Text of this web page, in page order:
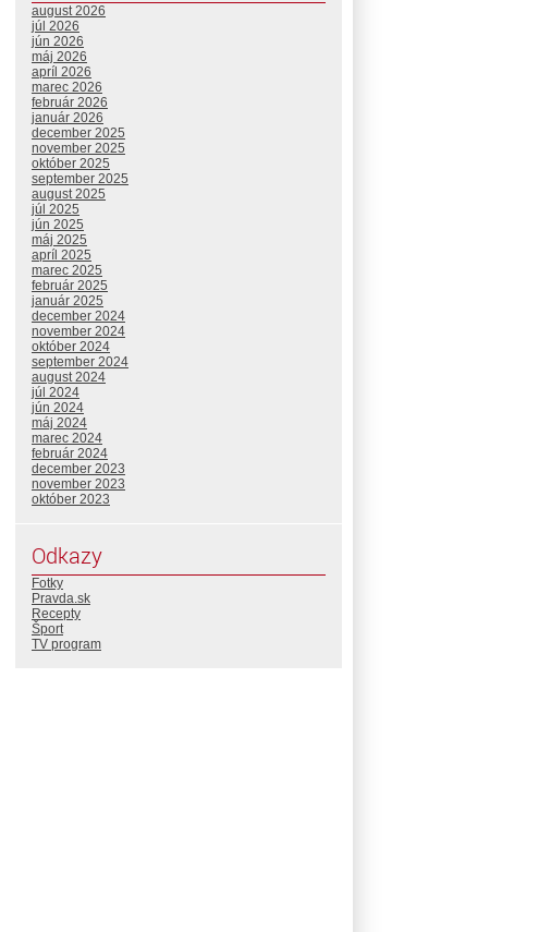
august 2026
júl 2026
jún 2026
máj 2026
apríl 2026
marec 2026
február 2026
január 2026
december 2025
november 2025
október 2025
september 2025
august 2025
júl 2025
jún 2025
máj 2025
apríl 2025
marec 2025
február 2025
január 2025
december 2024
november 2024
október 2024
september 2024
august 2024
júl 2024
jún 2024
máj 2024
marec 2024
február 2024
december 2023
november 2023
október 2023
Odkazy
Fotky
Pravda.sk
Recepty
Šport
TV program